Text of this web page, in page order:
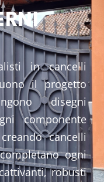
in cancelli
il progetto
disegni
componente
cancelli
ogni
robusti